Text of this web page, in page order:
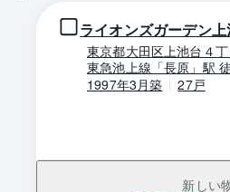
ライオンズガーデン上
東京都大田区上池台４丁
東急池上線「長原」駅
1997年3月築
27戸
新しい